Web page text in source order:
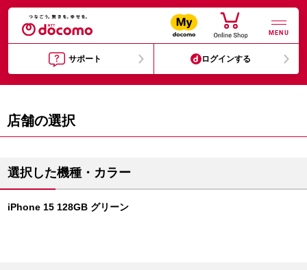
MENU
サポート ログインする
店舗の選択
選択した機種・カラー
iPhone 15 128GB グリーン